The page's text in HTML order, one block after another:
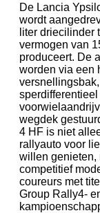
De Lancia
wordt
liter driecilinder
vermogen van
produceert. De
worden via een
sperdifferentieel
wegdek
4 HF is niet
rallyauto voor
willen genieten,
competitief
coureurs met
Group Rally4-